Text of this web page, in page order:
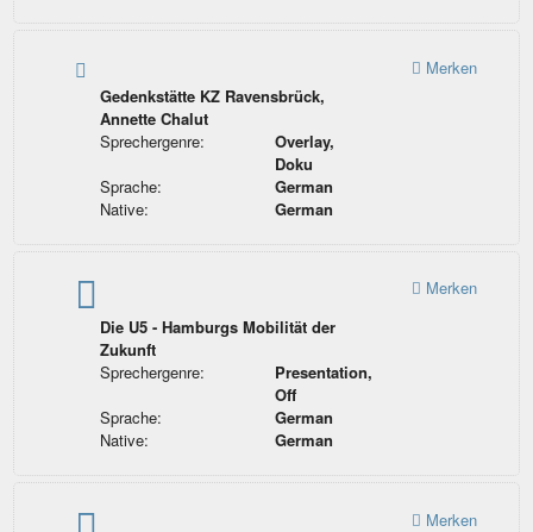
Gedenkstätte KZ Ravensbrück,
Annette Chalut
Sprechergenre:
Overlay,
Doku
Sprache:
German
Native:
German
Merken
Die U5 - Hamburgs Mobilität der
Zukunft
Sprechergenre:
Presentation,
Off
Sprache:
German
Native:
German
Merken
Merken